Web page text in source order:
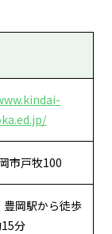
市戸牧100
岡駅から徒歩
分